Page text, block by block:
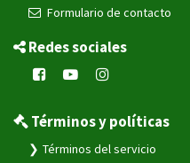
Formulario de contacto
Redes sociales
Términos y políticas
Términos del servicio